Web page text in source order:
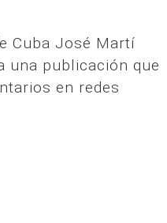
Cuba José Martí
una publicación que
en redes